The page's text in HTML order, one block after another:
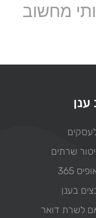
מחשוב
לעסקים
שרתים
365
בענן
לשרת דואר